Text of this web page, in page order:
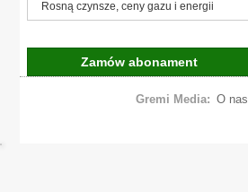
Rosną czynsze, ceny gazu i energii
Zamów abonament
Gremi Media: O nas